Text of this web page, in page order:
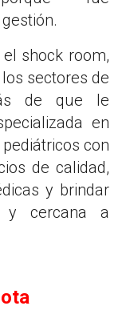
shock room,
sectores de
de que le
en
con
de calidad,
y brindar
y cercana a